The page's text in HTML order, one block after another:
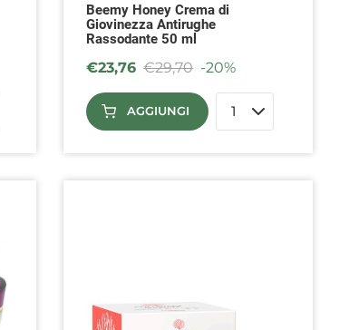
Beemy Honey Crema di
Giovinezza Antirughe
Rassodante 50 ml
€23,76 €29,70 -20%
AGGIUNGI